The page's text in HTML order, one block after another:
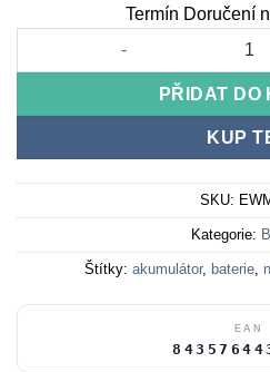
Termín Doručení
Battery 36V 7.5A/h for
PŘIDAT DO
KUP
SKU:
Kategorie:
Štítky: akumulátor, baterie,
EAN